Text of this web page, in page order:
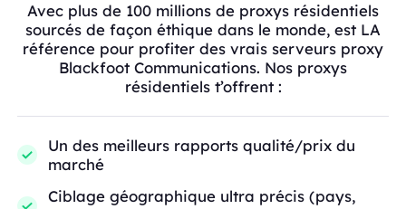
Avec plus de 100 millions de proxys résidentiels
sourcés de façon éthique dans le monde, est LA
référence pour profiter des vrais serveurs proxy
Blackfoot Communications. Nos proxys
résidentiels t’offrent :
Un des meilleurs rapports qualité/prix du
marché
Ciblage géographique ultra précis (pays,